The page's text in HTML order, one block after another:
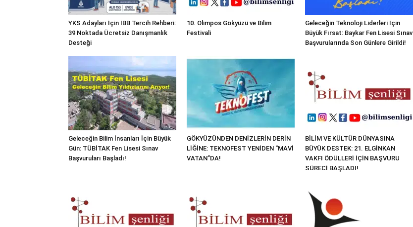
YKS Adayları İçin İBB Tercih Rehberi:
39 Noktada Ücretsiz Danışmanlık
Desteği
10. Olimpos Gökyüzü ve Bilim
Festivali
Geleceğin Teknoloji Liderleri İçin
Büyük Fırsat: Baykar Fen Lisesi Sınav
Başvurularında Son Günlere Girildi!
Geleceğin Bilim İnsanları İçin Büyük
Gün: TÜBİTAK Fen Lisesi Sınav
Başvuruları Başladı!
GÖKYÜZÜNDEN DENİZLERİN DERİN
LİĞİNE: TEKNOFEST YENİDEN “MAVİ
VATAN”DA!
BİLİM VE KÜLTÜR DÜNYASINA
BÜYÜK DESTEK: 21. ELGİNKAN
VAKFI ÖDÜLLERİ İÇİN BAŞVURU
SÜRECİ BAŞLADI!